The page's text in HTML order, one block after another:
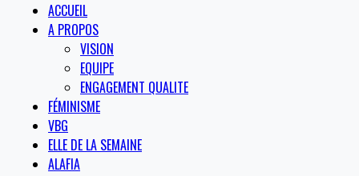
ACCUEIL
A PROPOS
VISION
EQUIPE
ENGAGEMENT QUALITE
FÉMINISME
VBG
ELLE DE LA SEMAINE
ALAFIA